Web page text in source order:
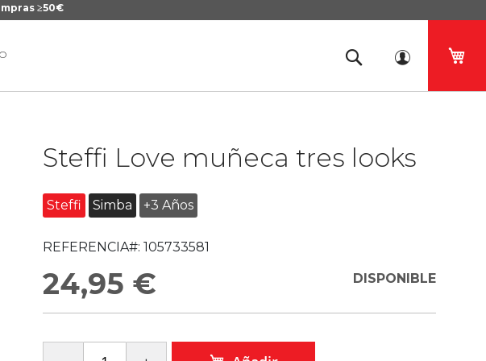
≥50€
Steffi Love muñeca tres looks
Steffi Simba +3 Años
REFERENCIA#: 105733581
24,95 € DISPONIBLE
imágenes